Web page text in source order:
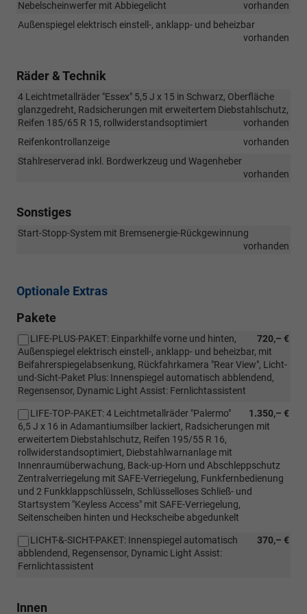
Nebelscheinwerfer mit Abbiegelicht
vorhanden
Außenspiegel elektrisch einstell-, anklapp- und beheizbar
vorhanden
Räder & Technik
4 Leichtmetallräder "Essex" 5,5 J x 15 in Schwarz, Oberfläche
glanzgedreht, Radsicherungen mit erweitertem Diebstahlschutz,
Reifen 185/65 R 15, rollwiderstandsoptimiert
vorhanden
Reifenkontrollanzeige
vorhanden
Stahlreserverad inkl. Bordwerkzeug und Wagenheber
vorhanden
Sonstiges
Start-Stopp-System mit Bremsenergie-Rückgewinnung
vorhanden
Optionale Extras
Pakete
720,– €
LIFE-PLUS-PAKET: Einparkhilfe vorne und hinten,
Außenspiegel elektrisch einstell-, anklapp- und beheizbar, mit
Beifahrerspiegelabsenkung, Rückfahrkamera "Rear View", Licht-
und-Sicht-Paket Plus: Innenspiegel automatisch abblendend,
Regensensor, Dynamic Light Assist: Fernlichtassistent
1.350,– €
LIFE-TOP-PAKET: 4 Leichtmetallräder "Palermo"
6,5 J x 16 in Adamantiumsilber lackiert, Radsicherungen mit
erweitertem Diebstahlschutz, Reifen 195/55 R 16,
rollwiderstandsoptimiert, Diebstahlwarnanlage mit
Innenraumüberwachung, Back-up-Horn und Abschleppschutz
Zentralverriegelung mit SAFE-Verriegelung, Funkfernbedienung
und 2 Funkklappschlüsseln, Schlüsselloses Schließ- und
Startsystem "Keyless Access" mit SAFE-Verriegelung,
Seitenscheiben hinten und Heckscheibe abgedunkelt
370,– €
LICHT-&-SICHT-PAKET: Innenspiegel automatisch
abblendend, Regensensor, Dynamic Light Assist:
Fernlichtassistent
Innen